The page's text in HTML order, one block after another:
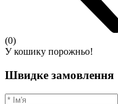
(0)
У кошику порожньо!
Швидке замовлення